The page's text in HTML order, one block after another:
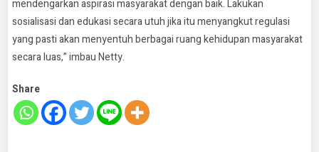
mendengarkan aspirasi masyarakat dengan baik. Lakukan
sosialisasi dan edukasi secara utuh jika itu menyangkut regulasi
yang pasti akan menyentuh berbagai ruang kehidupan masyarakat
secara luas,” imbau Netty.
Share